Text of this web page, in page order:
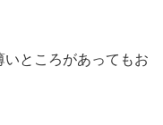
ところがあってもお